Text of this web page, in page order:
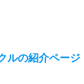
ルの紹介ページ